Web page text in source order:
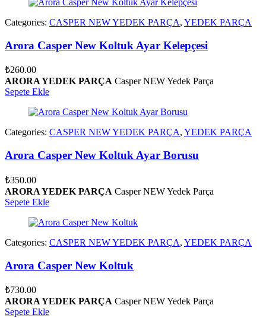
Categories: CASPER NEW YEDEK PARÇA, YEDEK PARÇA
Arora Casper New Koltuk Ayar Kelepçesi
₺260.00
ARORA YEDEK PARÇA Casper NEW Yedek Parça
Sepete Ekle
Categories: CASPER NEW YEDEK PARÇA, YEDEK PARÇA
Arora Casper New Koltuk Ayar Borusu
₺350.00
ARORA YEDEK PARÇA Casper NEW Yedek Parça
Sepete Ekle
Categories: CASPER NEW YEDEK PARÇA, YEDEK PARÇA
Arora Casper New Koltuk
₺730.00
ARORA YEDEK PARÇA Casper NEW Yedek Parça
Sepete Ekle